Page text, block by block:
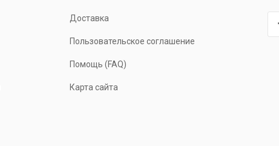
Доставка
Пользовательское соглашение
Помощь (FAQ)
Карта сайта